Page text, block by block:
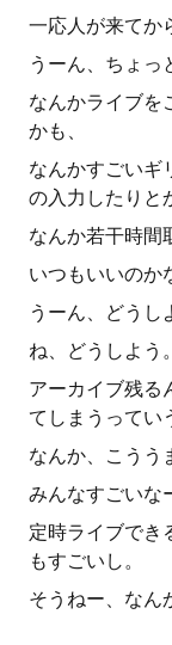
一応人が来てか
うーん、ちょっ
なんかライブを
かも、
なんかすごいギ
の入力したりと
なんか若干時間
いつもいいのか
うーん、どうし
ね、どうしよう。
アーカイブ残る
てしまうってい
なんか、こうう
みんなすごいな
定時ライブでき
もすごいし。
そうねー、なん